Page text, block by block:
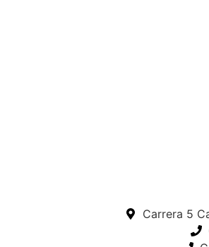
Carrera 5